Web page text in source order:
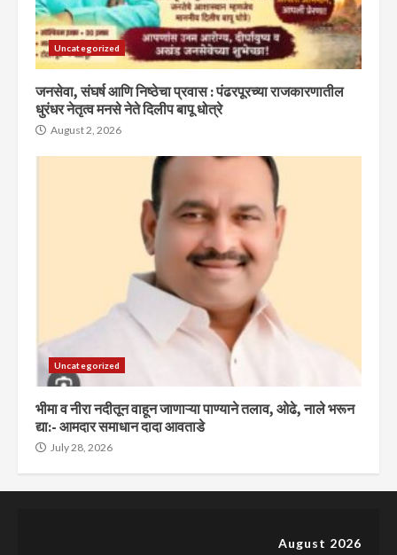
Uncategorized
जनसेवा, संघर्ष आणि निष्ठेचा प्रवास : पंढरपूरच्या राजकारणातील
धुरंधर नेतृत्व मनसे नेते दिलीप बापू धोत्रे
August 2, 2026
Uncategorized
भीमा व नीरा नदीतून वाहून जाणाऱ्या पाण्याने तलाव, ओढे, नाले भरून
द्या:- आमदार समाधान दादा आवताडे
July 28, 2026
August 2026